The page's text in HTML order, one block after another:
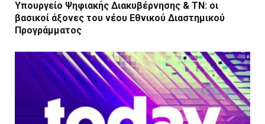
Υπουργείο Ψηφιακής Διακυβέρνησης & ΤΝ: οι
βασικοί άξονες του νέου Εθνικού Διαστημικού
Προγράμματος